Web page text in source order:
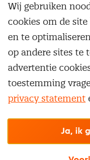
Service & contact
Over inkoop
Netwerk en
Aanmelden
Word lid van Nevi
Inkoop vacatures
Opzeggen
Populaire
Aanbesteden
Contractmanagement
Kostenmanagement
Onderhandelen
Supply management
Opleidingen en
Trainingen
Opleidingen
Maatwerk
Vrijstellingen
Wij gebruiken
cookies om de
en te
op andere sites te
advertentie
toestemming
privacy statement
Ja, ik